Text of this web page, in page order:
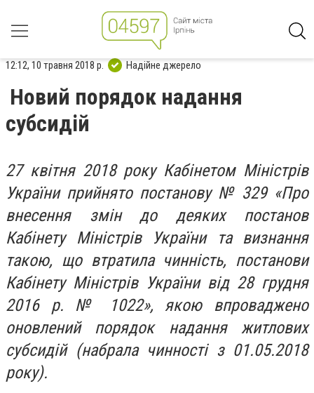
12:12, 10 травня 2018 р. Надійне джерело
Новий порядок надання
субсидій
27 квітня 2018 року Кабінетом Міністрів
України прийнято постанову № 329 «Про
внесення змін до деяких постанов
Кабінету Міністрів України та визнання
такою, що втратила чинність, постанови
Кабінету Міністрів України від 28 грудня
2016 р. № 1022», якою впроваджено
оновлений порядок надання житлових
субсидій (набрала чинності з 01.05.2018
року).